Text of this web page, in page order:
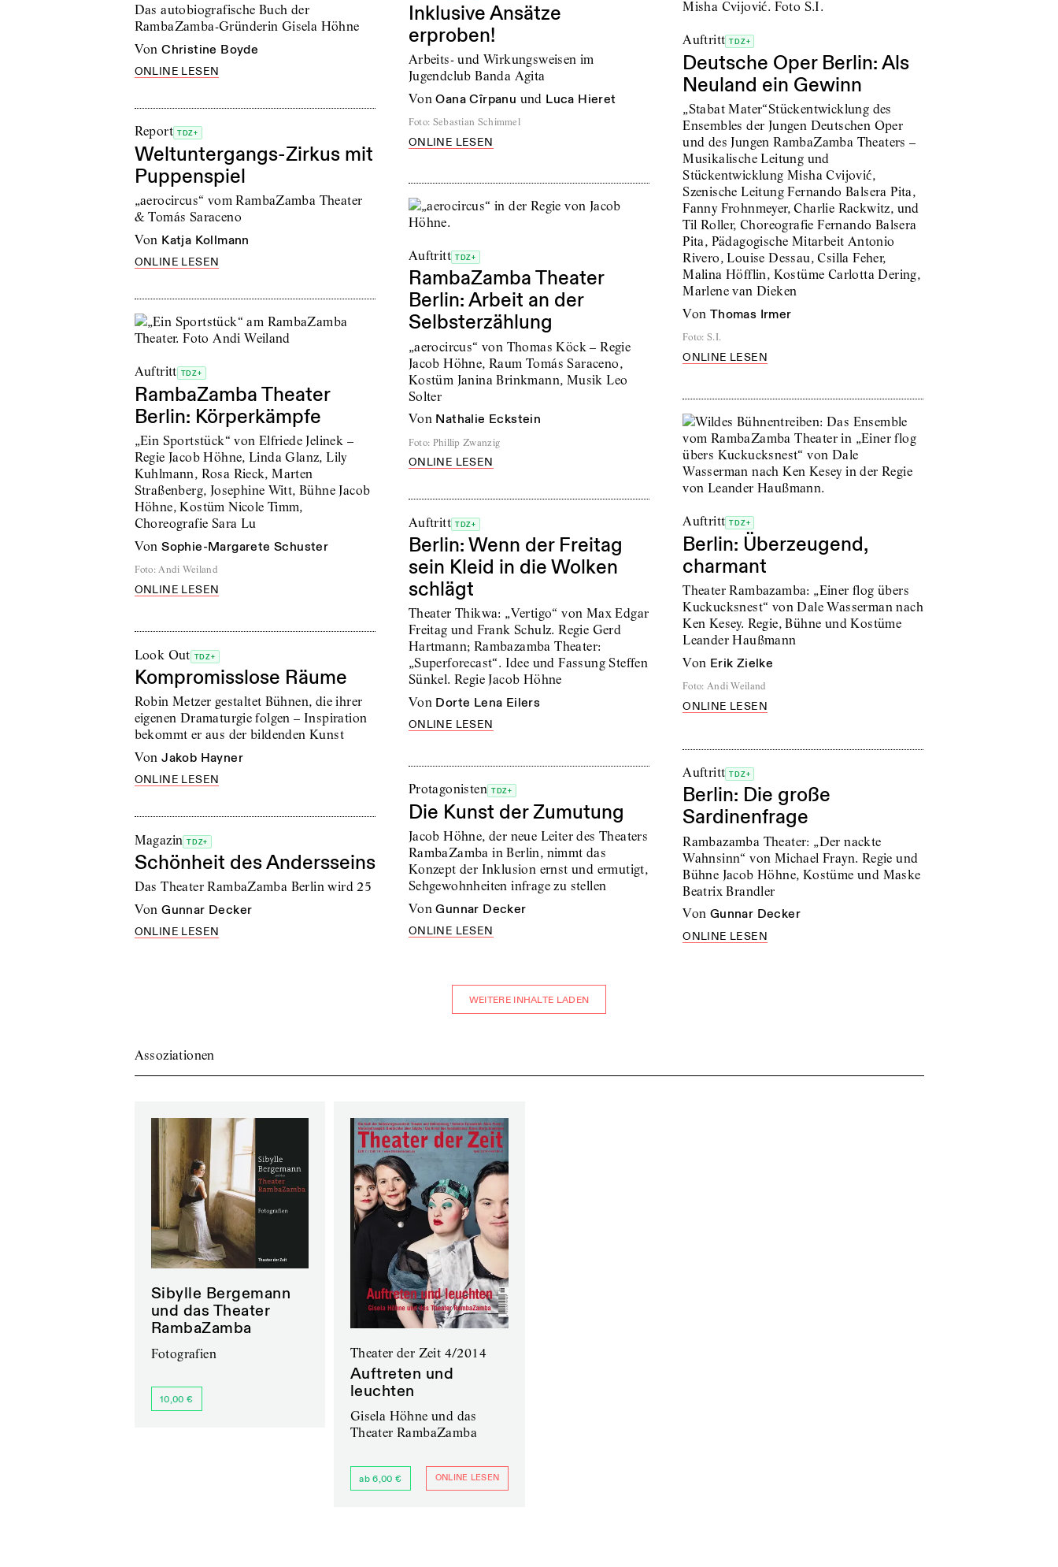
Das autobiografische Buch der
RambaZamba-Gründerin Gisela Höhne
von Christine Boyde
ONLINE LESEN
Inklusive Ansätze
erproben!
Arbeits- und Wirkungsweisen im
Jugendclub Banda Agita
von Oana Cîrpanu und Luca Hieret
Foto: Sebastian Schimmel
ONLINE LESEN
Auftritt TDZ+
Deutsche Oper Berlin: Als
Neuland ein Gewinn
„Stabat Mater“Stückentwicklung des
Ensembles der Jungen Deutschen Oper
und des Jungen RambaZamba Theaters –
Musikalische Leitung und
Stückentwicklung Misha Cvijović,
Szenische Leitung Fernando Balsera Pita,
Fanny Frohnmeyer, Charlie Rackwitz, und
Til Roller, Choreografie Fernando Balsera
Pita, Pädagogische Mitarbeit Antonio
Rivero, Louise Dessau, Csilla Feher,
Malina Höfflin, Kostüme Carlotta Dering,
Marlene van Dieken
von Thomas Irmer
Foto: S.I.
ONLINE LESEN
Report TDZ+
Weltuntergangs-Zirkus mit
Puppenspiel
„aerocircus“ vom RambaZamba Theater
& Tomás Saraceno
von Katja Kollmann
ONLINE LESEN Auftritt TDZ+
RambaZamba Theater
Berlin: Arbeit an der
Selbsterzählung
„aerocircus“ von Thomas Köck – Regie
Jacob Höhne, Raum Tomás Saraceno,
Kostüm Janina Brinkmann, Musik Leo
Solter
von Nathalie Eckstein
Foto: Phillip Zwanzig
ONLINE LESEN
Auftritt TDZ+
RambaZamba Theater
Berlin: Körperkämpfe
„Ein Sportstück“ von Elfriede Jelinek –
Regie Jacob Höhne, Linda Glanz, Lily
Kuhlmann, Rosa Rieck, Marten
Straßenberg, Josephine Witt, Bühne Jacob
Höhne, Kostüm Nicole Timm,
Choreografie Sara Lu
von Sophie-Margarete Schuster
Foto: Andi Weiland
ONLINE LESEN
Auftritt TDZ+
Berlin: Überzeugend,
charmant
Theater Rambazamba: „Einer flog übers
Kuckucksnest“ von Dale Wasserman nach
Ken Kesey. Regie, Bühne und Kostüme
Leander Haußmann
von Erik Zielke
Foto: Andi Weiland
ONLINE LESEN
Auftritt TDZ+
Berlin: Wenn der Freitag
sein Kleid in die Wolken
schlägt
Theater Thikwa: „Vertigo“ von Max Edgar
Freitag und Frank Schulz. Regie Gerd
Hartmann; Rambazamba Theater:
„Superforecast“. Idee und Fassung Steffen
Sünkel. Regie Jacob Höhne
von Dorte Lena Eilers
ONLINE LESEN
Look Out TDZ+
Kompromisslose Räume
Robin Metzer gestaltet Bühnen, die ihrer
eigenen Dramaturgie folgen – Inspiration
bekommt er aus der bildenden Kunst
von Jakob Hayner
ONLINE LESEN Auftritt TDZ+
Berlin: Die große
Sardinenfrage
Rambazamba Theater: „Der nackte
Wahnsinn“ von Michael Frayn. Regie und
Bühne Jacob Höhne, Kostüme und Maske
Beatrix Brandler
von Gunnar Decker
ONLINE LESEN
Protagonisten TDZ+
Die Kunst der Zumutung
Jacob Höhne, der neue Leiter des Theaters
RambaZamba in Berlin, nimmt das
Konzept der Inklusion ernst und ermutigt,
Sehgewohnheiten infrage zu stellen
von Gunnar Decker
ONLINE LESEN
Magazin TDZ+
Schönheit des Andersseins
Das Theater RambaZamba Berlin wird 25
von Gunnar Decker
ONLINE LESEN
WEITERE INHALTE LADEN
Assoziationen
Sibylle Bergemann
und das Theater
RambaZamba
Fotografien
10,00 €
Theater der Zeit 4/2014
Auftreten und
leuchten
Gisela Höhne und das
Theater RambaZamba
ab 6,00 € ONLINE LESEN